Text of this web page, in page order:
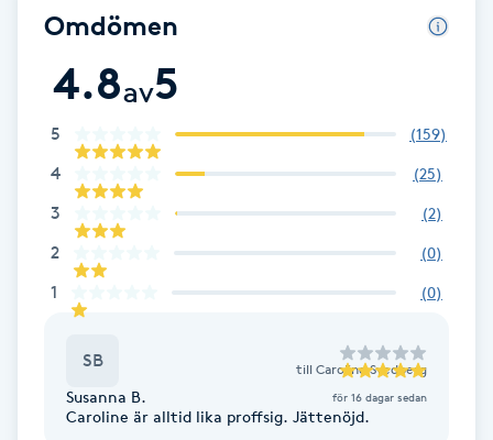
Brynformning
Brynfärgning
Brynplockning
Bröllopsuppsättning
Celluliter
Color correction
Omdömen
4.8av5
5 (159)
4 (25)
3 (2)
2 (0)
1 (0)
SB till Caroline Svedberg
Susanna B. för 16 dagar sedan
Caroline är alltid lika proffsig. Jättenöjd.